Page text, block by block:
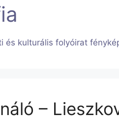
és kulturális folyóirat
–